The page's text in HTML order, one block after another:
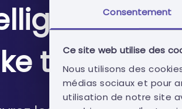
Consentement
Ce site web utilise des
Nous utilisons des
médias sociaux et pour
utilisation de notre site
the